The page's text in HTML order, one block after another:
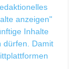
anzeigen"
Inhalte
dürfen. Damit